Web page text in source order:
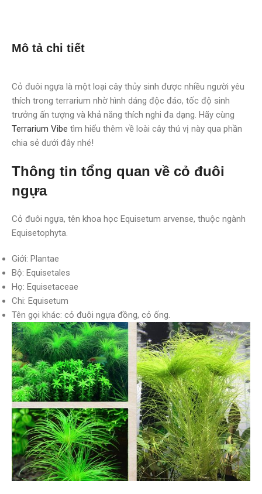
Mô tả chi tiết
Cỏ đuôi ngựa là một loại cây thủy sinh được nhiều người yêu
thích trong terrarium nhờ hình dáng độc đáo, tốc độ sinh
trưởng ấn tượng và khả năng thích nghi đa dạng. Hãy cùng
Terrarium Vibe tìm hiểu thêm về loài cây thú vị này qua phần
chia sẻ dưới đây nhé!
Thông tin tổng quan về cỏ đuôi
ngựa
Cỏ đuôi ngựa, tên khoa học Equisetum arvense, thuộc ngành
Equisetophyta.
Giới: Plantae
Bộ: Equisetales
Họ: Equisetaceae
Chi: Equisetum
Tên gọi khác: cỏ đuôi ngựa đồng, cỏ ống.